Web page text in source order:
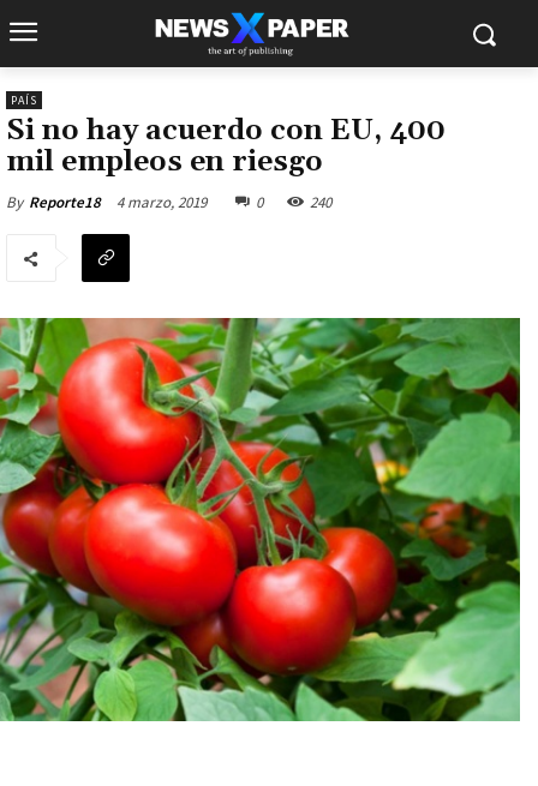
PAÍS
Si no hay acuerdo con EU, 400
mil empleos en riesgo
By Reporte18 4 marzo, 2019 0 240